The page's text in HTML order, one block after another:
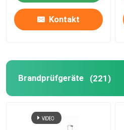
Kontakt
Brandprüfgeräte (221)